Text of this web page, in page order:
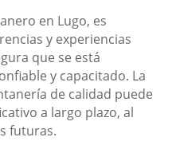
en Lugo, es
y experiencias
que se está
y capacitado. La
de calidad puede
a largo plazo, al
futuras.